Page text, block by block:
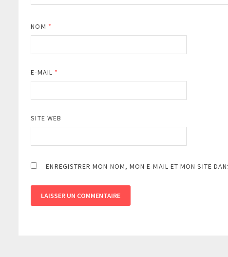
NOM *
E-MAIL *
SITE WEB
ENREGISTRER MON NOM, MON E-MAIL ET MON SITE